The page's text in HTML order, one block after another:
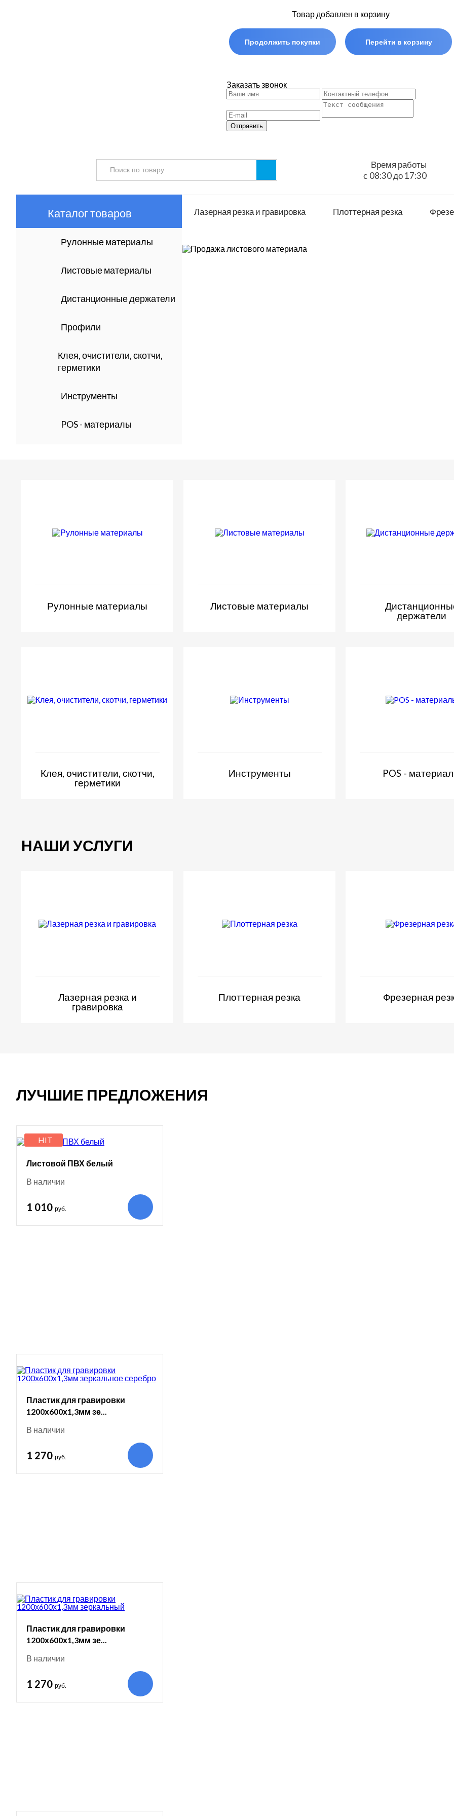
Товар добавлен в корзину
Продолжить покупки Перейти в корзину
Заказать звонок
Отправить
Время работы
с 08:30 до 17:30
Каталог товаров
Рулонные материалы
Листовые материалы
Дистанционные держатели
Профили
Клея, очистители, скотчи,
герметики
Инструменты
POS - материалы
Лазерная резка и гравировка Плоттерная резка
Рулонные материалы Листовые материалы
держатели
Клея, очистители, скотчи,
герметики
Инструменты POS -
НАШИ УСЛУГИ
Лазерная резка и
гравировка
Плоттерная резка Фрезерная
ЛУЧШИЕ ПРЕДЛОЖЕНИЯ
HIT
Листовой ПВХ белый
В наличии
1 010 руб.
Пластик для гравировки
1200х600х1,3мм зе...
В наличии
1 270 руб.
Пластик для гравировки
1200х600х1,3мм зе...
В наличии
1 270 руб.